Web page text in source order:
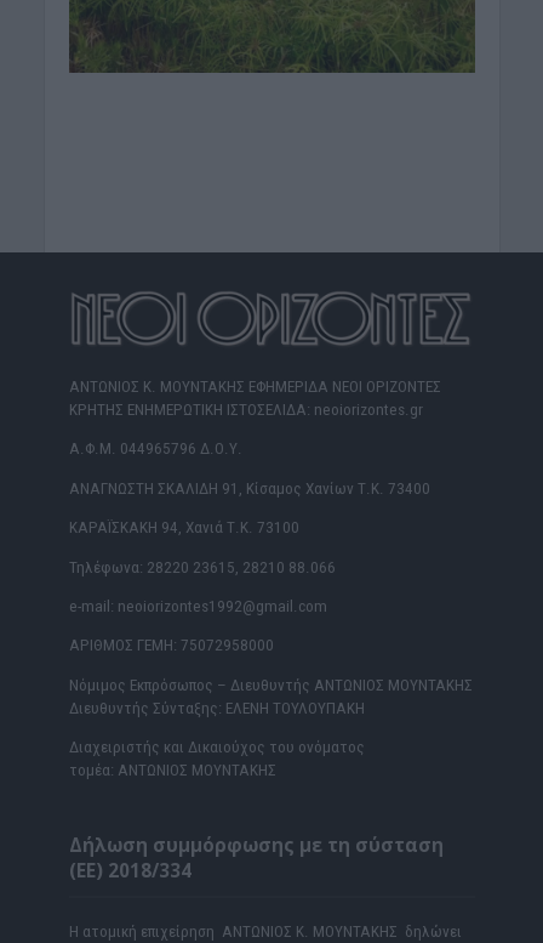
ΑΝΤΩΝΙΟΣ Κ. ΜΟΥΝΤΑΚΗΣ ΕΦΗΜΕΡΙΔΑ ΝΕΟΙ ΟΡΙΖΟΝΤΕΣ
ΚΡΗΤΗΣ ΕΝΗΜΕΡΩΤΙΚΗ ΙΣΤΟΣΕΛΙΔΑ: neoiorizontes.gr
Α.Φ.Μ. 044965796 Δ.Ο.Υ.
ΑΝΑΓΝΩΣΤΗ ΣΚΑΛΙΔΗ 91, Κίσαμος Χανίων Τ.Κ. 73400
ΚΑΡΑΪΣΚΑΚΗ 94, Χανιά Τ.Κ. 73100
Τηλέφωνα: 28220 23615, 28210 88.066
e-mail: neoiorizontes1992@gmail.com
ΑΡΙΘΜΟΣ ΓΕΜΗ: 75072958000
Νόμιμος Εκπρόσωπος – Διευθυντής ΑΝΤΩΝΙΟΣ ΜΟΥΝΤΑΚΗΣ
Διευθυντής Σύνταξης: ΕΛΕΝΗ ΤΟΥΛΟΥΠΑΚΗ
Διαχειριστής και Δικαιούχος του ονόματος
τομέα: ΑΝΤΩΝΙΟΣ ΜΟΥΝΤΑΚΗΣ
Δήλωση συμμόρφωσης με τη σύσταση
(ΕΕ) 2018/334
Η ατομική επιχείρηση ΑΝΤΩΝΙΟΣ Κ. ΜΟΥΝΤΑΚΗΣ δηλώνει